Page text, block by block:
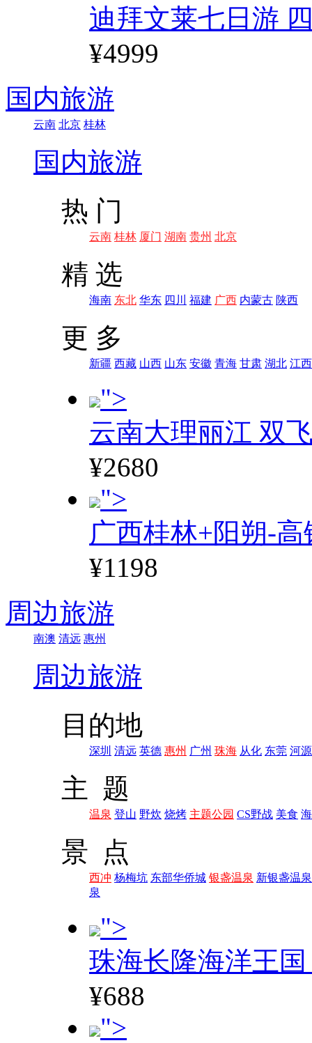
迪拜文莱七日游
¥4999
国内旅游
云南 北京 桂林
国内旅游
热 门
云南 桂林 厦门 湖南 贵州 北京
精 选
海南 东北 华东 四川 福建 广西 内蒙古 陕西
更 多
新疆 西藏 山西 山东 安徽 青海 甘肃 湖北 江西
">
云南大理丽江 双
¥2680
">
广西桂林+阳朔-高
¥1198
周边旅游
南澳 清远 惠州
周边旅游
目的地
深圳 清远 英德 惠州 广州 珠海 从化 东莞 河源
主 题
温泉 登山 野炊 烧烤 主题公园 CS野战 美食
景 点
西冲 杨梅坑 东部华侨城 银盏温泉 新银盏温泉
泉
">
珠海长隆海洋王
¥688
">